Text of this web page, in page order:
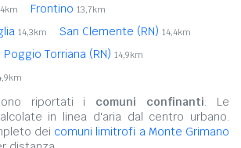
Frontino 13,7km
14,3km San Clemente (RN) 14,4km
Poggio Torriana (RN) 14,9km
riportati i comuni confinanti. Le
in linea d'aria dal centro urbano.
dei comuni limitrofi a Monte Grimano